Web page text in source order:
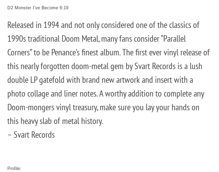
D2 Monster I’ve Become 6:19
Released in 1994 and not only considered one of the classics of
1990s traditional Doom Metal, many fans consider “Parallel
Corners” to be Penance’s finest album. The first ever vinyl release of
this nearly forgotten doom-metal gem by Svart Records is a lush
double LP gatefold with brand new artwork and insert with a
photo collage and liner notes. A worthy addition to complete any
Doom-mongers vinyl treasury, make sure you lay your hands on
this heavy slab of metal history.
– Svart Records
Profile: